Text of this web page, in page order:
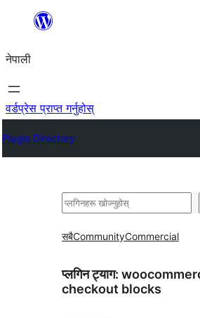
सामग्रीमा
नेपाली
वर्डप्रेस प्राप्त गर्नुहोस्
Plugin Directory
खोज्नुहोस्
सबैCommunityCommercial
प्लगिन ट्याग:
checkout blocks